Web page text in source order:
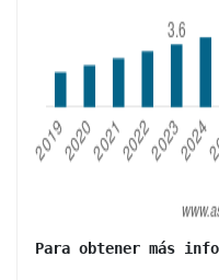
Para obtener más